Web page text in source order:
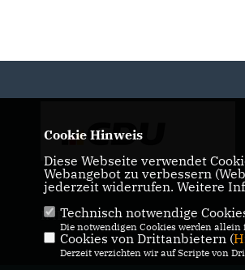
IMPRESSUM DATENSCHUTZ
Cookie Hinweis
Diese Webseite verwendet
Webangebot zu verbessern
jederzeit widerrufen. Weitere
Technisch notwendige
Die notwendigen Cookies werden
Cookies von Drittanbietern (
Derzeit verzichten wir auf Scripte von